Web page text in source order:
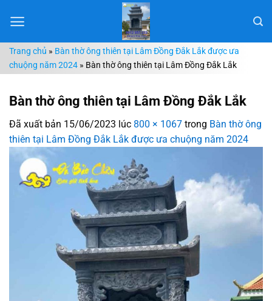
đến
dungTrang chủ » Bàn thờ ông thiên tại Lâm Đồng Đắk Lắk được ưa
chuộng năm 2024 » Bàn thờ ông thiên tại Lâm Đồng Đắk Lắk
Bàn thờ ông thiên tại Lâm Đồng Đắk Lắk
Đã xuất bản 15/06/2023 lúc 800 × 1067 trong Bàn thờ ông
thiên tại Lâm Đồng Đắk Lắk được ưa chuộng năm 2024